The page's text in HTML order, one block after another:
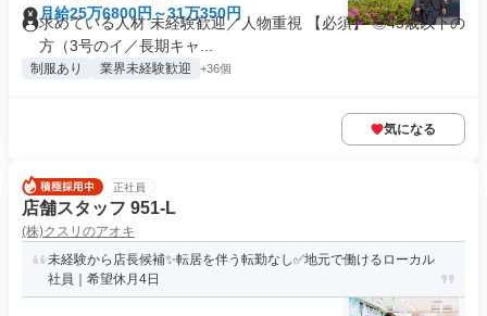
月給25万6800円～31万350円
求めている人材 未経験歓迎／人物重視 【必須】 ◎45歳以下の
方（3号のイ／長期キャ...
制服あり 業界未経験歓迎 +36個
気になる
正社員
店舗スタッフ 951-L
(株)クスリのアオキ
未経験から店長候補✨転居を伴う転勤なし✅地元で働けるローカル
社員｜希望休月4日